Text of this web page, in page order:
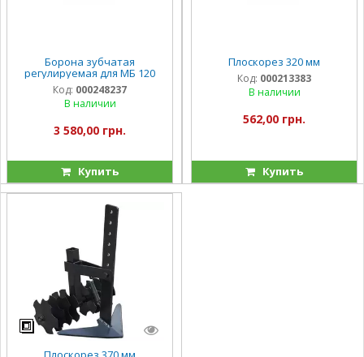
Борона зубчатая
регулируемая для МБ 120
Код: 000248237
В наличии
3 580,00 грн.
Купить
Плоскорез 320 мм
Код: 000213383
В наличии
562,00 грн.
Купить